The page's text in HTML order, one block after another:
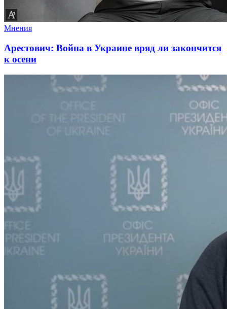
Мнения
Арестович: Война в Украине вряд ли закончится
к осени